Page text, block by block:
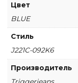
Цвет
BLUE
Стиль
J221C-092K6
Производитель